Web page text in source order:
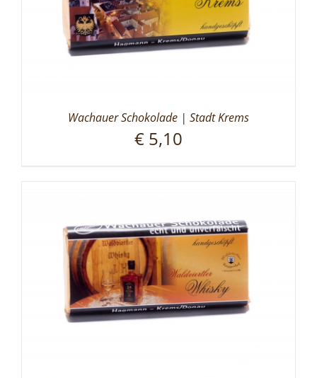
Wachauer Schokolade | Stadt Krems
€ 5,10